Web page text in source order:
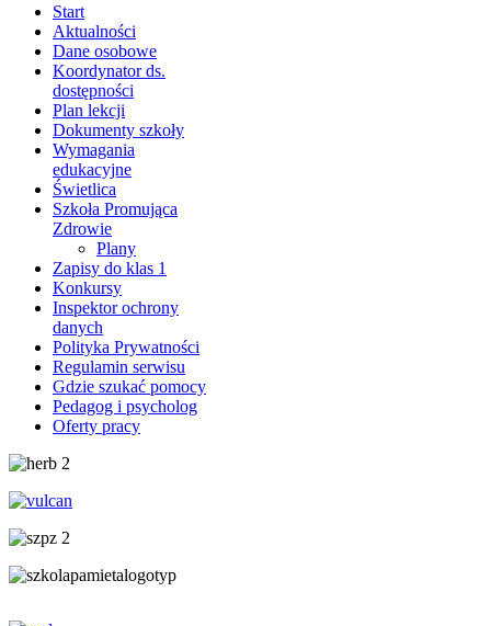
Start
Aktualności
Dane osobowe
Koordynator ds.
dostępności
Plan lekcji
Dokumenty szkoły
Wymagania
edukacyjne
Świetlica
Szkoła Promująca
Zdrowie
Plany
Zapisy do klas 1
Konkursy
Inspektor ochrony
danych
Polityka Prywatności
Regulamin serwisu
Gdzie szukać pomocy
Pedagog i psycholog
Oferty pracy